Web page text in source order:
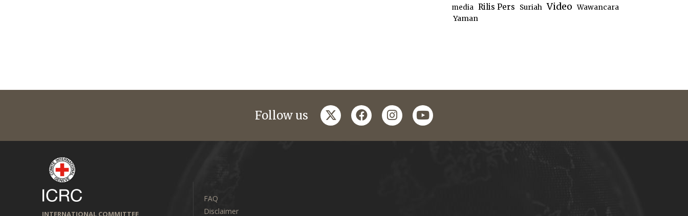
media Rilis Pers Suriah Video Wawancara
Yaman
Follow us twitterfacebookinstagram
youtube
INTERNATIONAL COMMITTEE
FAQ
Disclaimer